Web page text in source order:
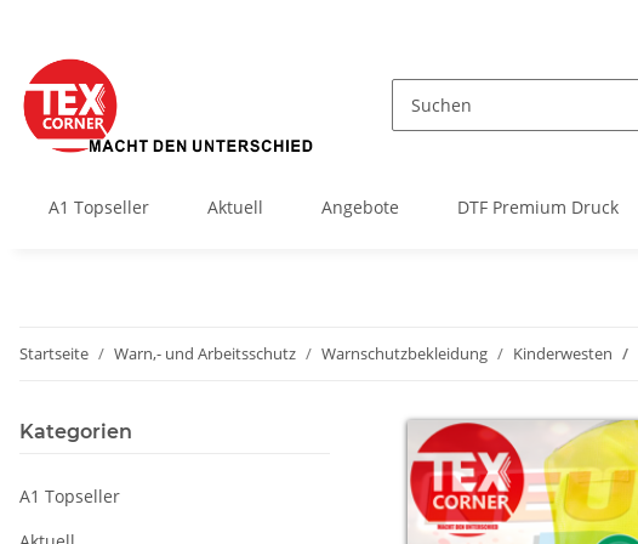
A1 Topseller Aktuell Angebote DTF Premium Druck
Startseite Warn,- und Arbeitsschutz Warnschutzbekleidung Kinderwesten
Kategorien
A1 Topseller